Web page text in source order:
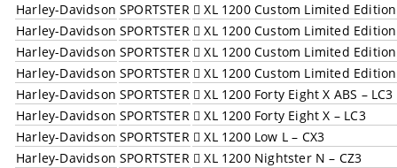
Harley-Davidson SPORTSTER XL 1200 Custom Limited Edition
Harley-Davidson SPORTSTER XL 1200 Custom Limited Edition
Harley-Davidson SPORTSTER XL 1200 Custom Limited Edition
Harley-Davidson SPORTSTER XL 1200 Custom Limited Edition
Harley-Davidson SPORTSTER XL 1200 Forty Eight X ABS – LC3
Harley-Davidson SPORTSTER XL 1200 Forty Eight X – LC3
Harley-Davidson SPORTSTER XL 1200 Low L – CX3
Harley-Davidson SPORTSTER XL 1200 Nightster N – CZ3